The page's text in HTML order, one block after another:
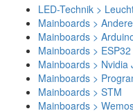
LED-Technik >
Mainboards > Andere
Mainboards >
Mainboards >
Mainboards > Nvidia
Mainboards >
Mainboards > STM
Mainboards >